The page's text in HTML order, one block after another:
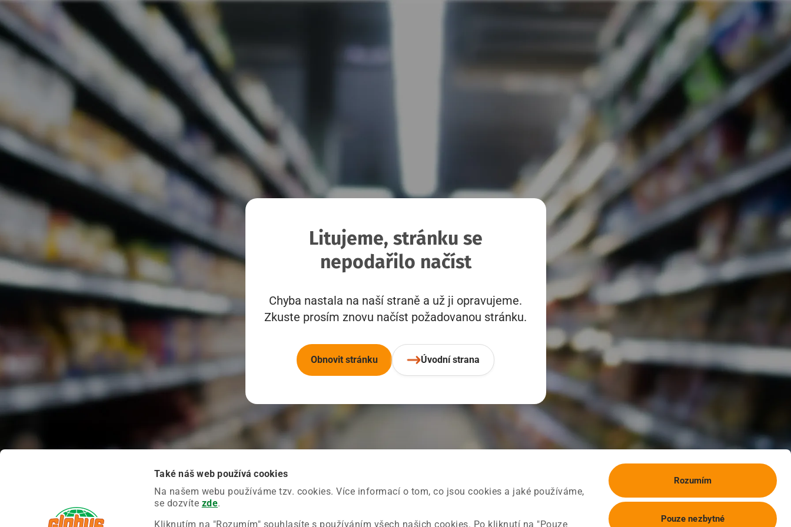
Také náš web používá cookies
Na našem webu používáme tzv. cookies. Více informací o tom, co jsou cookies a jaké používáme,
se dozvíte zde.
Kliknutím na "Rozumím" souhlasíte s používáním všech našich cookies. Po kliknutí na "Pouze
Rozumím
Pouze nezbytné
Litujeme, stránku se
nepodařilo načíst
Chyba nastala na naší straně a už ji opravujeme.
Zkuste prosím znovu načíst požadovanou stránku.
Obnovit stránku Úvodní strana